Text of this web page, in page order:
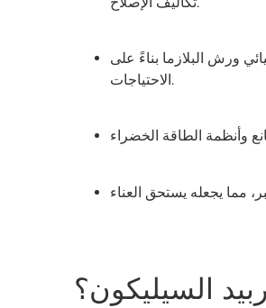
ورش البلازما بناءً على
الاحتياجات.
السيليكون؟